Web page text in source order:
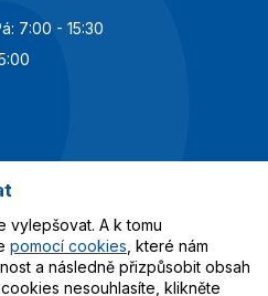
7:00 - 15:30
vylepšovat. A k tomu
pomocí cookies , které nám
a následně přizpůsobit obsah
nesouhlasíte, klikněte